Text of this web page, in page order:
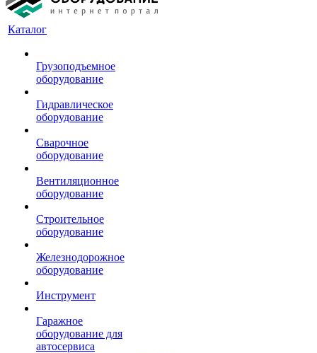
Каталог
Грузоподъемное
оборудование
Гидравлическое
оборудование
Сварочное
оборудование
Вентиляционное
оборудование
Строительное
оборудование
Железнодорожное
оборудование
Инструмент
Гаражное
оборудование для
автосервиса